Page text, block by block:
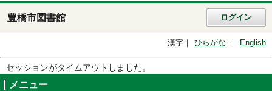
豊橋市図書館 ログイン
漢字 ひらがな English
セッションがタイムアウトしました。
メニュー